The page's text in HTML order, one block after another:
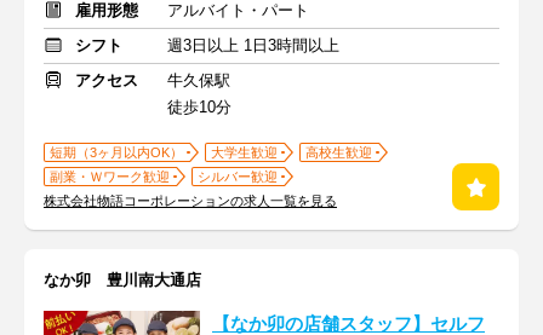
雇用形態
アルバイト・パート
シフト
週3日以上 1日3時間以上
アクセス
牛久保駅
徒歩10分
短期（3ヶ月以内OK） 大学生歓迎
高校生歓迎
副業・Ｗワーク歓迎
シルバー歓迎
株式会社物語コーポレーションの求人一覧を見る
なか卯 豊川南大通店
【なか卯の店舗スタッフ】セルフ